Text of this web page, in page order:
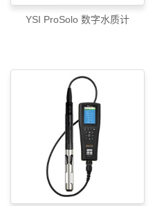
YSI ProSolo 数字水质计